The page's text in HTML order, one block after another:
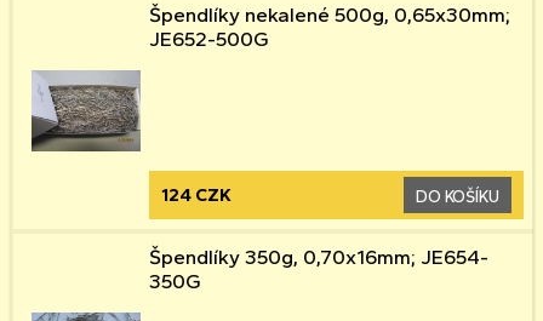
Špendlíky nekalené 500g, 0,65x30mm;
JE652-500G
124 CZK DO KOŠÍKU
Špendlíky 350g, 0,70x16mm; JE654-
350G